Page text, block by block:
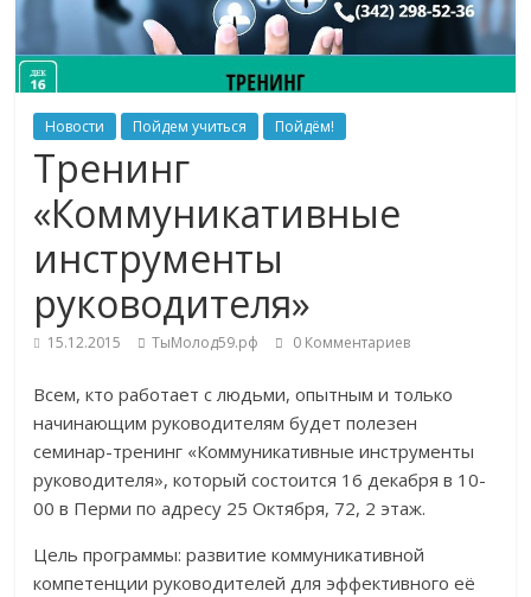
Новости Пойдем учиться Пойдём!
Тренинг
«Коммуникативные
инструменты
руководителя»
15.12.2015 ТыМолод59.рф 0 Комментариев
Всем, кто работает с людьми, опытным и только
начинающим руководителям будет полезен
семинар-тренинг «Коммуникативные инструменты
руководителя», который состоится 16 декабря в 10-
00 в Перми по адресу 25 Октября, 72, 2 этаж.
Цель программы: развитие коммуникативной
компетенции руководителей для эффективного её